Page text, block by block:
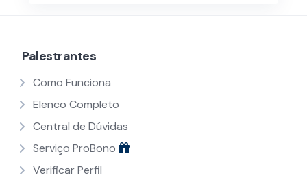
Palestrantes
Como Funciona
Elenco Completo
Central de Dúvidas
Serviço ProBono
Verificar Perfil